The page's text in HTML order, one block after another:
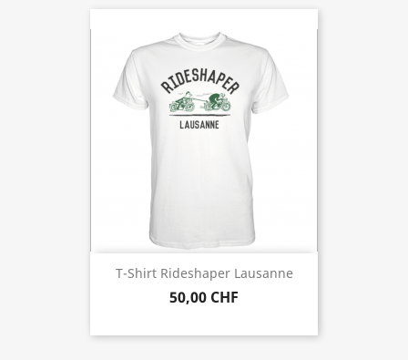
T-Shirt Rideshaper Lausanne
50,00 CHF